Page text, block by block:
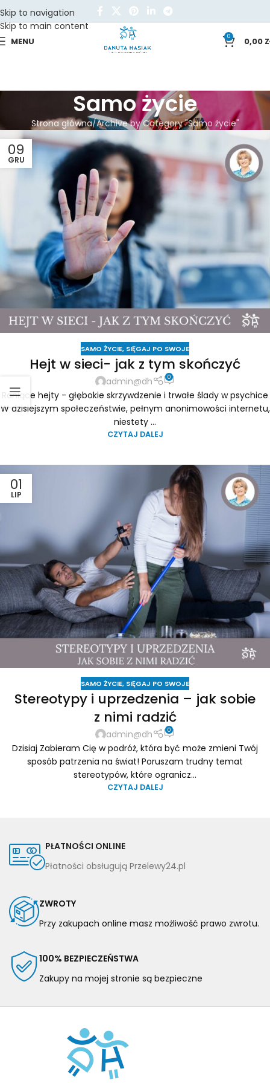
Skip to navigation
Skip to main content
MENU 0 0,00
Samo życie
Strona główna Archive by Category "Samo życie"
09
GRU
SAMO ŻYCIE, SIĘGAJ PO SWOJE
Hejt w sieci- jak z tym skończyć
admin@dh 0
Raniące hejty - głębokie skrzywdzenie i trwałe ślady w psychice
W dzisiejszym społeczeństwie, pełnym anonimowości internetu,
niestety ...
CZYTAJ DALEJ
01
LIP
SAMO ŻYCIE, SIĘGAJ PO SWOJE
Stereotypy i uprzedzenia – jak sobie
z nimi radzić
admin@dh 0
Dzisiaj Zabieram Cię w podróż, która być może zmieni Twój
sposób patrzenia na świat! Poruszam trudny temat
stereotypów, które ogranicz...
CZYTAJ DALEJ
PŁATNOŚCI ONLINE
Płatności obsługują Przelewy24.pl
ZWROTY
Przy zakupach online masz możliwość prawo zwrotu.
100% BEZPIECZEŃSTWA
Zakupy na mojej stronie są bezpieczne